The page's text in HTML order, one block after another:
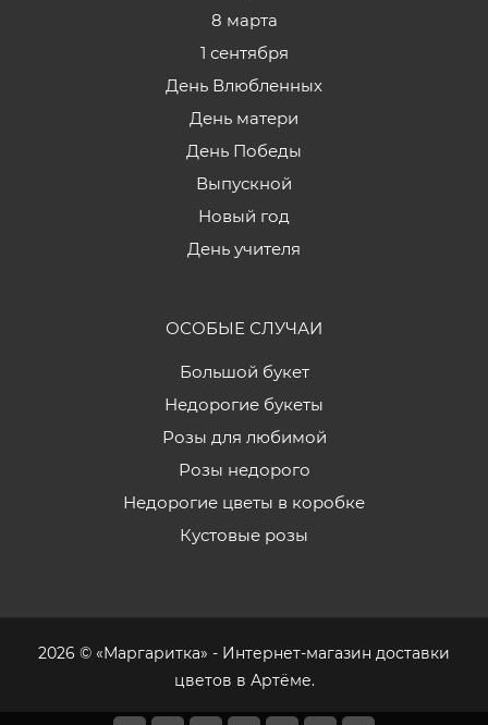
8 марта
1 сентября
День Влюбленных
День матери
День Победы
Выпускной
Новый год
День учителя
ОСОБЫЕ СЛУЧАИ
Большой букет
Недорогие букеты
Розы для любимой
Розы недорого
Недорогие цветы в коробке
Кустовые розы
2026 © «Маргаритка» - Интернет-магазин доставки
цветов в Артёме.